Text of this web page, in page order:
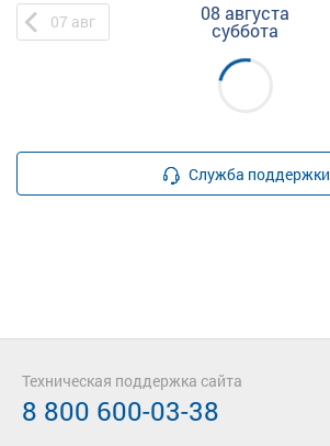
07 авг 08 августа
суббота
Служба поддержки
Техническая поддержка сайта
8 800 600-03-38